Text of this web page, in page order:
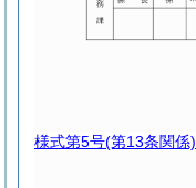
様式第5号(第13条関係)